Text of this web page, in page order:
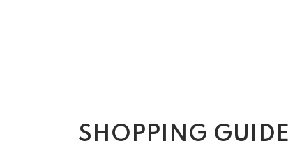
SHOPPING GUIDE